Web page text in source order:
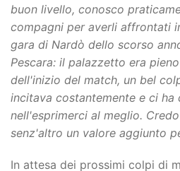
buon livello, conosco
compagni per averli affrontati
gara di Nardò dello scorso
Pescara: il palazzetto era
dell'inizio del match, un bel
incitava costantemente e ci
nell'esprimerci al meglio.
senz'altro un valore aggiunto
In attesa dei prossimi colpi di